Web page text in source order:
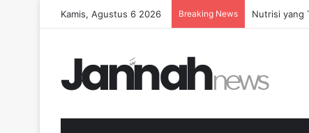
Kamis, Agustus 6 2026 Breaking News Nutrisi yang